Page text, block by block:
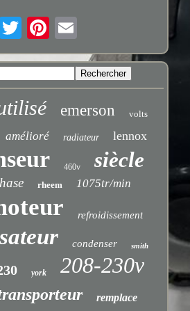
emerson volts
amélioré radiateur lennox
460v siècle
rheem 1075tr/min
refroidissement
condenser smith
york 208-230v
remplace